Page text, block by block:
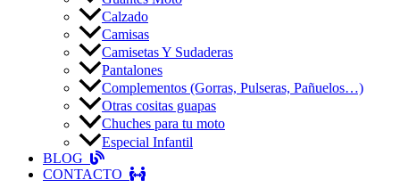
Calzado
Camisas
Camisetas Y Sudaderas
Pantalones
Complementos (Gorras, Pulseras, Pañuelos…)
Otras cositas guapas
Chuches para tu moto
Especial Infantil
BLOG
CONTACTO